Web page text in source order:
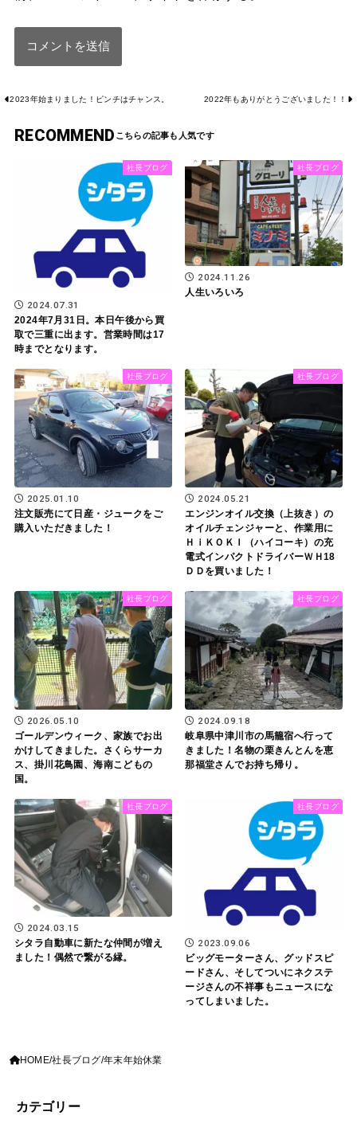
2023年始まりました！ピンチはチャンス。 2022年もありがとうございました！！
RECOMMEND
社長ブログ
2024.07.31
2024年7月31日。本日午後から買
取で三重に出ます。営業時間は17
時までとなります。
社長ブログ
2024.11.26
人生いろいろ
社長ブログ
2025.01.10
注文販売にて日産・ジュークをご
購入いただきました！
社長ブログ
2024.05.21
エンジンオイル交換（上抜き）の
オイルチェンジャーと、作業用に
ＨｉＫＯＫＩ（ハイコーキ）の充
電式インパクトドライバーＷＨ18
ＤＤを買いました！
社長ブログ
2026.05.10
ゴールデンウィーク、家族でお出
かけしてきました。さくらサーカ
ス、掛川花鳥園、海南こどもの
国。
社長ブログ
2024.09.18
岐阜県中津川市の馬籠宿へ行って
きました！名物の栗きんとんを恵
那福堂さんでお持ち帰り。
社長ブログ
2024.03.15
シタラ自動車に新たな仲間が増え
ました！偶然で繋がる縁。
社長ブログ
2023.09.06
ビッグモーターさん、グッドスピ
ードさん、そしてついにネクステ
ージさんの不祥事もニュースにな
ってしまいました。
HOME 社長ブログ 年末年始休業
カテゴリー